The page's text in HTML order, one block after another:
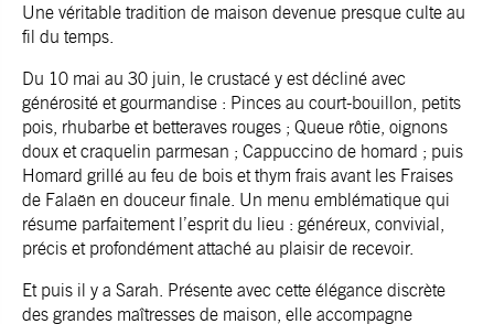
Une véritable tradition de maison devenue presque culte au
fil du temps.
Du 10 mai au 30 juin, le crustacé y est décliné avec
générosité et gourmandise : Pinces au court-bouillon, petits
pois, rhubarbe et betteraves rouges ; Queue rôtie, oignons
doux et craquelin parmesan ; Cappuccino de homard ; puis
Homard grillé au feu de bois et thym frais avant les Fraises
de Falaën en douceur finale. Un menu emblématique qui
résume parfaitement l’esprit du lieu : généreux, convivial,
précis et profondément attaché au plaisir de recevoir.
Et puis il y a Sarah. Présente avec cette élégance discrète
des grandes maîtresses de maison, elle accompagne